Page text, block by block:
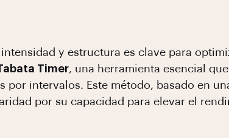
y estructura es clave para
Timer, una herramienta esencial
intervalos. Este método, basado en
por su capacidad para elevar el